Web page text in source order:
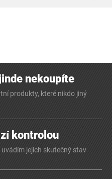
nekoupíte
produkty, které nikdo jiný
kontrolou
jejich skutečný stav